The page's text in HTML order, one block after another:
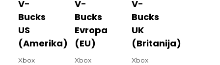
V-
Bucks
US
(Amerika)
Xbox
V-
Bucks
Evropa
(EU)
Xbox
V-
Bucks
UK
(Britanija)
Xbox